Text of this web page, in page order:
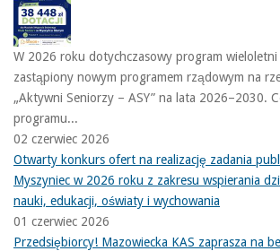
W 2026 roku dotychczasowy program wieloletni
zastąpiony nowym programem rządowym na
„Aktywni Seniorzy – ASY” na lata 2026–2030.
programu...
02 czerwiec 2026
Otwarty konkurs ofert na realizację zadania
Myszyniec w 2026 roku z zakresu wspierania
nauki, edukacji, oświaty i wychowania
01 czerwiec 2026
Przedsiębiorcy! Mazowiecka KAS zaprasza na